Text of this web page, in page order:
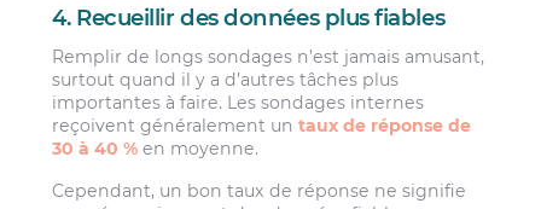
4. Recueillir des données plus fiables
Remplir de longs sondages n’est jamais amusant,
surtout quand il y a d’autres tâches plus
importantes à faire. Les sondages internes
reçoivent généralement untaux de réponse de
30 à 40 % en moyenne.
Cependant, un bon taux de réponse ne signifie